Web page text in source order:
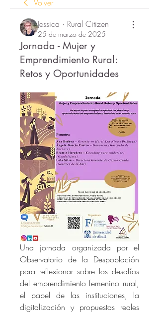
Volver
Jessica · Rural Citizen
25 de marzo de 2025
Jornada - Mujer y
Emprendimiento Rural:
Retos y Oportunidades
Una jornada organizada por el
Observatorio de la Despoblación
para reflexionar sobre los desafíos
del emprendimiento femenino rural,
el papel de las instituciones, la
digitalización y propuestas reales